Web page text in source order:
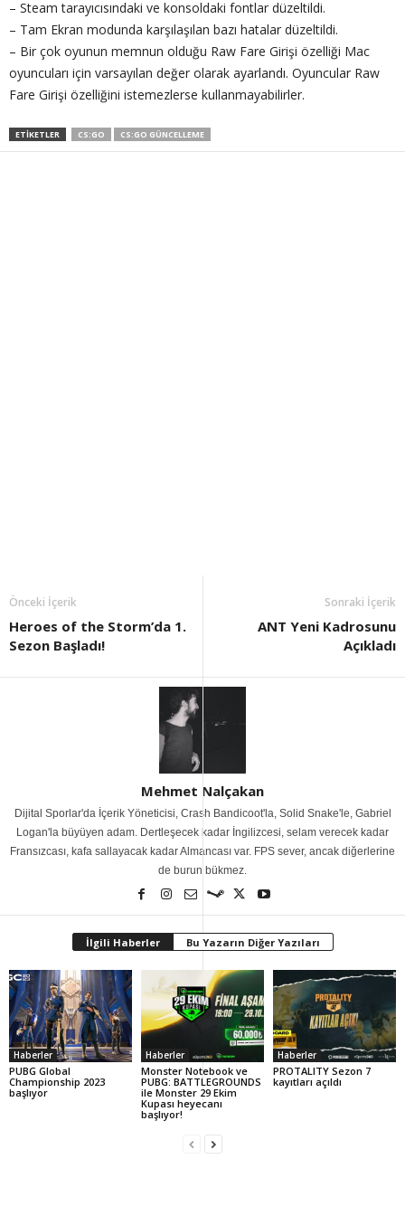
– Steam tarayıcısındaki ve konsoldaki fontlar düzeltildi.
– Tam Ekran modunda karşılaşılan bazı hatalar düzeltildi.
– Bir çok oyunun memnun olduğu Raw Fare Girişi özelliği Mac
oyuncuları için varsayılan değer olarak ayarlandı. Oyuncular Raw
Fare Girişi özelliğini istemezlerse kullanmayabilirler.
ETIKETLER CS:GO CS:GO GÜNCELLEME
Önceki İçerik
Heroes of the Storm’da 1.
Sezon Başladı!
Sonraki İçerik
ANT Yeni Kadrosunu
Açıkladı
Mehmet Nalçakan
Dijital Sporlar'da İçerik Yöneticisi, Crash Bandicoot'la, Solid Snake'le, Gabriel
Logan'la büyüyen adam. Dertleşecek kadar İngilizcesi, selam verecek kadar
Fransızcası, kafa sallayacak kadar Almancası var. FPS sever, ancak diğerlerine
de burun bükmez.
İlgili Haberler Bu Yazarın Diğer Yazıları
Haberler
PUBG Global
Championship 2023
başlıyor
Haberler
Monster Notebook ve
PUBG: BATTLEGROUNDS
ile Monster 29 Ekim
Kupası heyecanı
başlıyor!
Haberler
PROTALITY Sezon 7
kayıtları açıldı